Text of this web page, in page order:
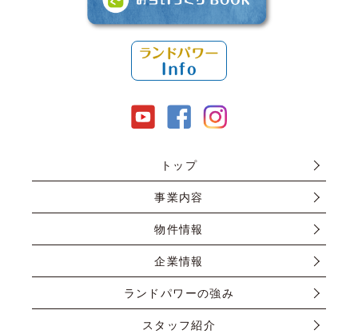
トップ
事業内容
物件情報
企業情報
ランドパワーの強み
スタッフ紹介